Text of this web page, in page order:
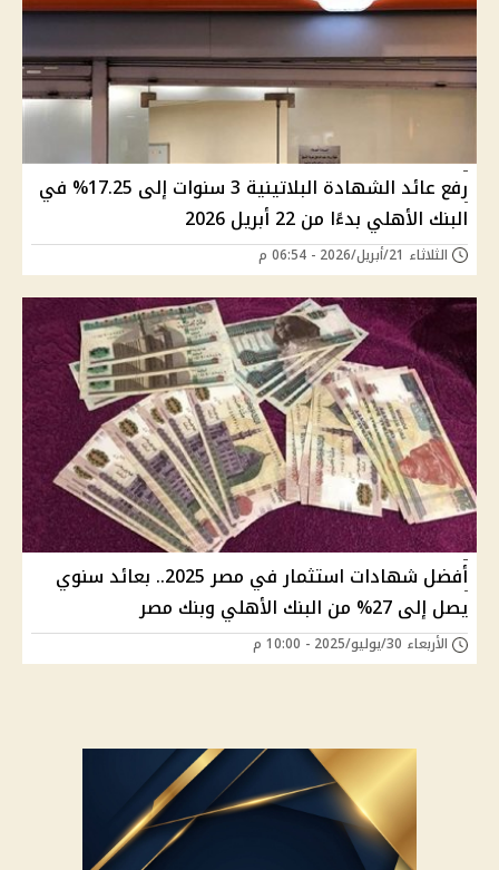
رفع عائد الشهادة البلاتينية 3 سنوات إلى 17.25% في
البنك الأهلي بدءًا من 22 أبريل 2026
الثلاثاء 21/أبريل/2026 - 06:54 م
أفضل شهادات استثمار في مصر 2025.. بعائد سنوي
يصل إلى 27% من البنك الأهلي وبنك مصر
الأربعاء 30/يوليو/2025 - 10:00 م